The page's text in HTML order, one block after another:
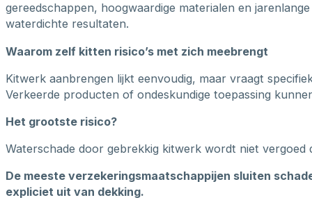
gereedschappen, hoogwaardige materialen en
waterdichte resultaten.
Waarom zelf kitten risico’s met zich meebrengt
Kitwerk aanbrengen lijkt eenvoudig, maar vraagt
Verkeerde producten of ondeskundige toepassing
Het grootste risico?
Waterschade door gebrekkig kitwerk wordt niet
De meeste verzekeringsmaatschappijen sluiten
expliciet uit van dekking.